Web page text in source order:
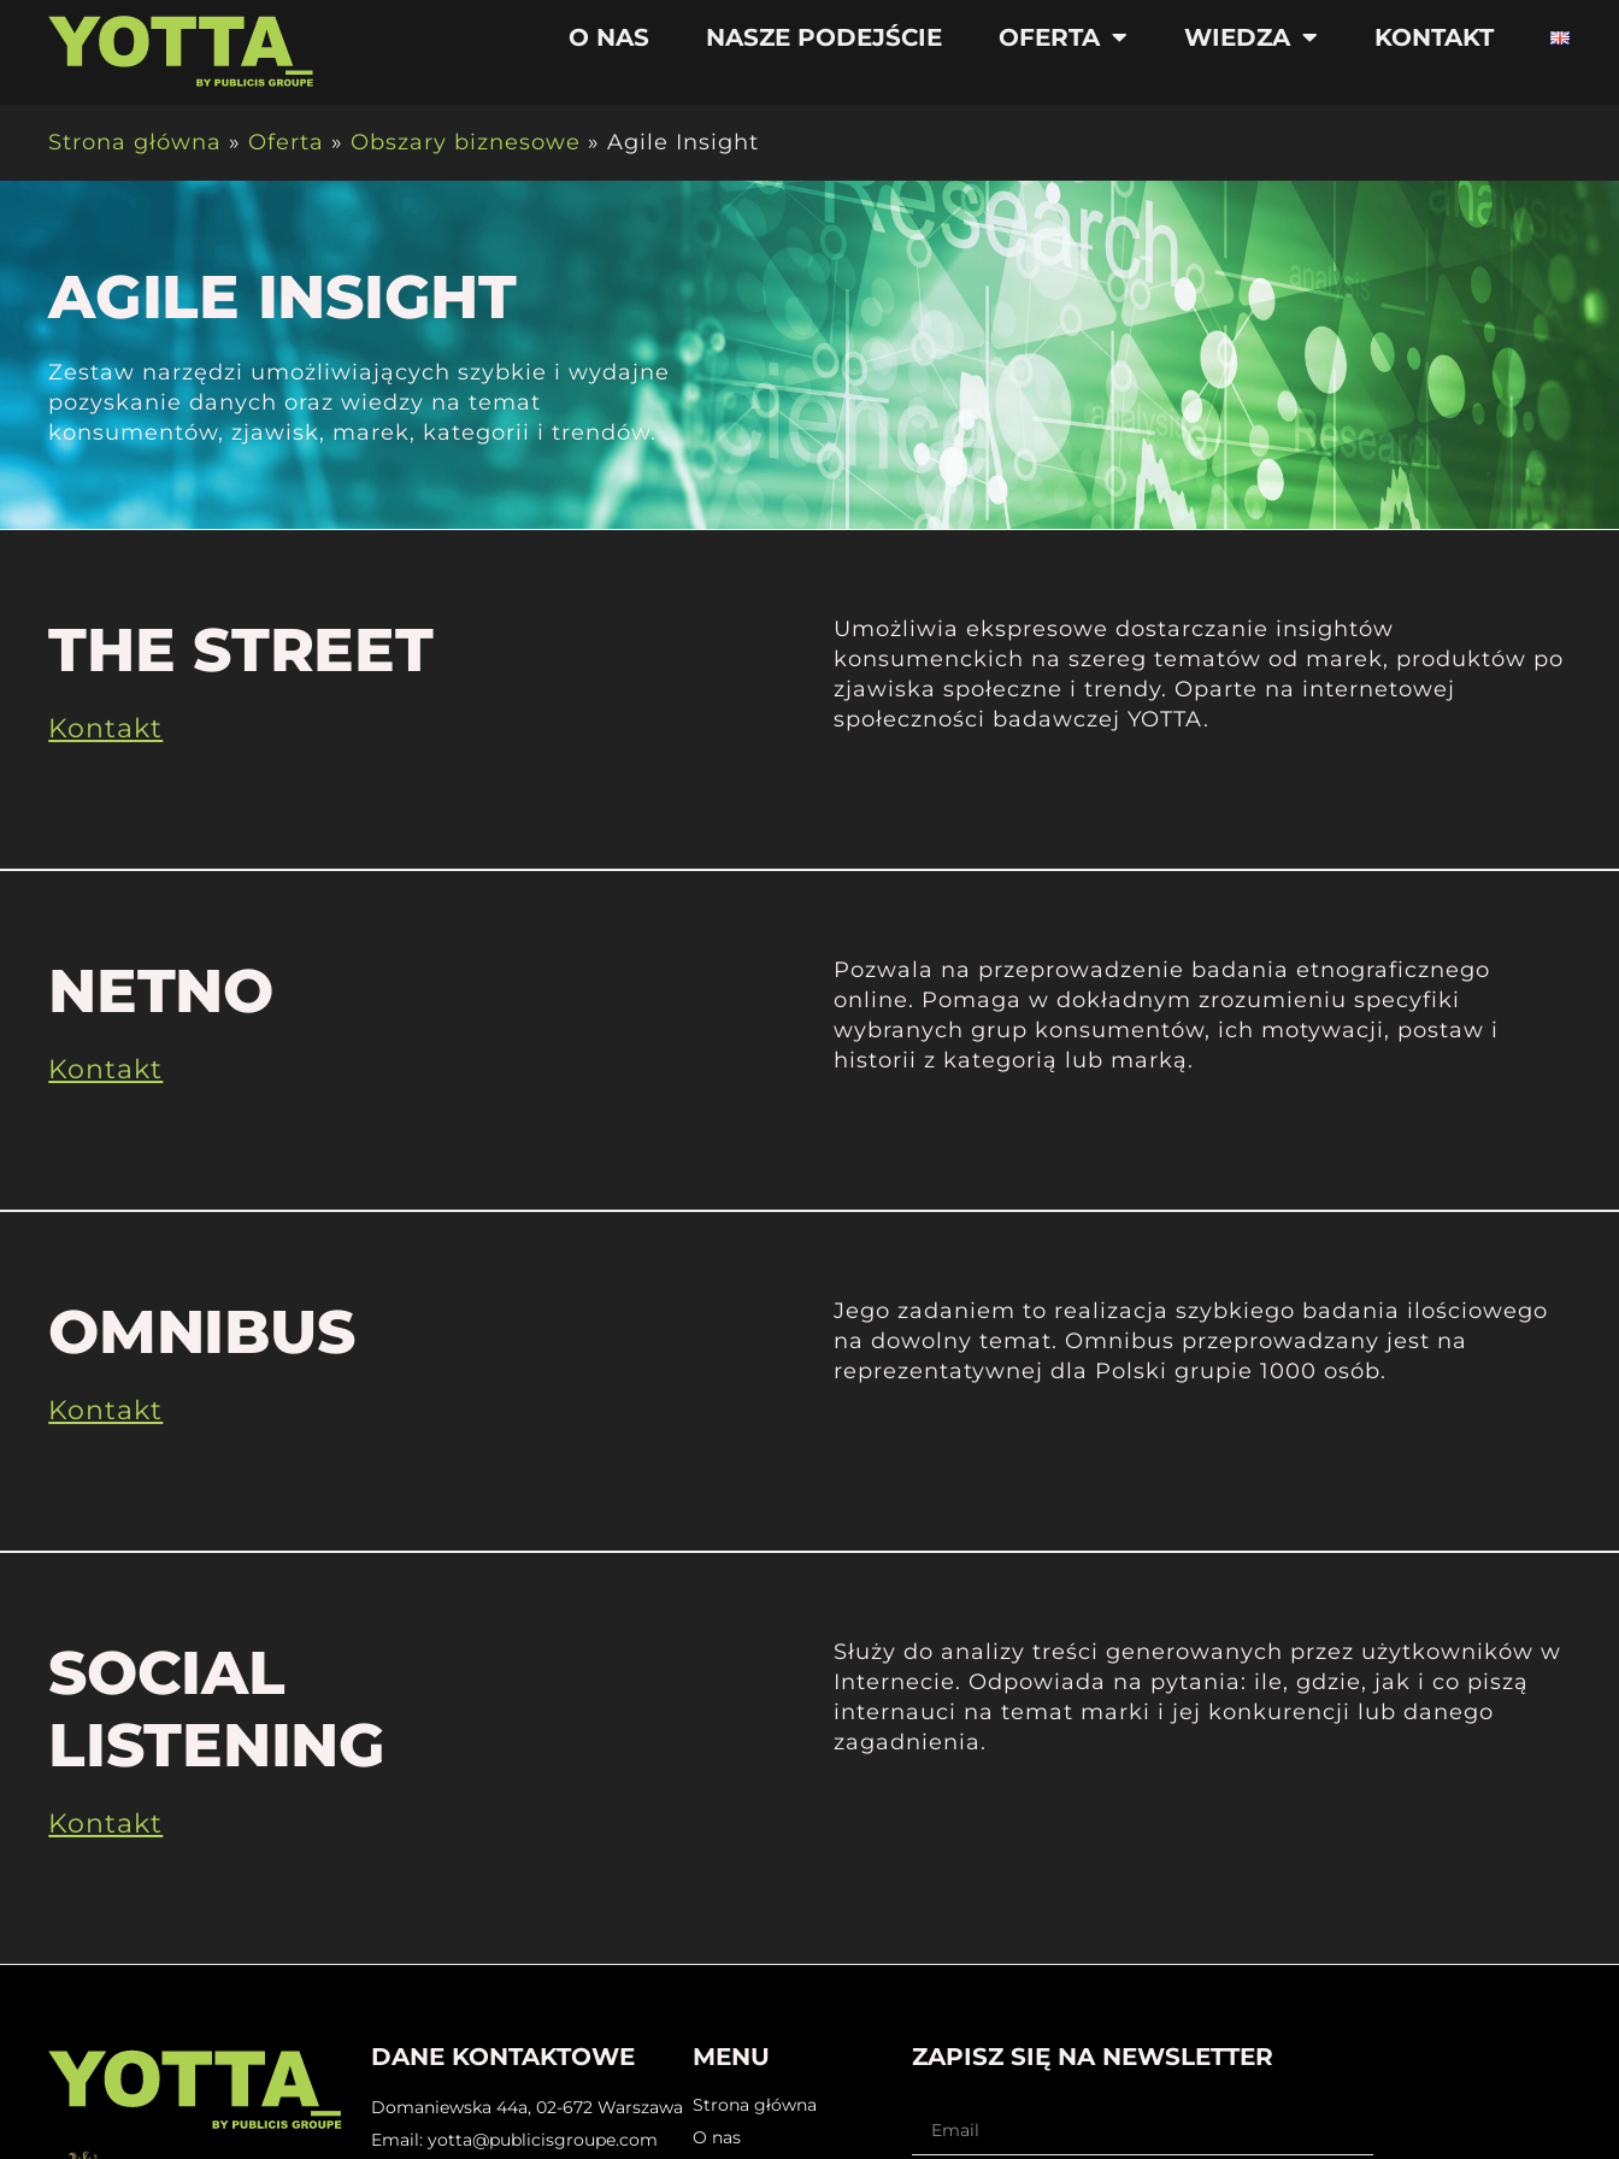
O NAS NASZE PODEJŚCIE OFERTA WIEDZA KONTAKT
Strona główna » Oferta » Obszary biznesowe »Agile Insight
AGILE INSIGHT
Zestaw narzędzi umożliwiających szybkie i wydajne
pozyskanie danych oraz wiedzy na temat
konsumentów, zjawisk, marek, kategorii i trendów.
THE STREET
Kontakt
Umożliwia ekspresowe dostarczanie insightów
konsumenckich na szereg tematów od marek, produktów po
zjawiska społeczne i trendy. Oparte na internetowej
społeczności badawczej YOTTA.
NETNO
Kontakt
Pozwala na przeprowadzenie badania etnograficznego
online. Pomaga w dokładnym zrozumieniu specyfiki
wybranych grup konsumentów, ich motywacji, postaw i
historii z kategorią lub marką.
OMNIBUS
Kontakt
Jego zadaniem to realizacja szybkiego badania ilościowego
na dowolny temat. Omnibus przeprowadzany jest na
reprezentatywnej dla Polski grupie 1000 osób.
SOCIAL
LISTENING
Kontakt
Służy do analizy treści generowanych przez użytkowników w
Internecie. Odpowiada na pytania: ile, gdzie, jak i co piszą
internauci na temat marki i jej konkurencji lub danego
zagadnienia.
DANE KONTAKTOWE
Domaniewska 44a, 02-672 Warszawa
Email: yotta@publicisgroupe.com
MENU
Strona główna
O nas
ZAPISZ SIĘ NA NEWSLETTER